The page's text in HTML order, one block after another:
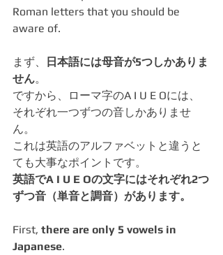
Roman letters that you should be
aware of.
まず、
日本語には母音が5つしかありま
せん。
ですから、ローマ字のA I U E Oには、
それぞれ一つずつの音しかありませ
ん。
これは英語のアルファベットと違うと
ても大事なポイントです。
英語でA I U E Oの文字にはそれぞれ2つ
ずつ音（単音と調音）があります。
First, there are only 5 vowels in
Japanese.